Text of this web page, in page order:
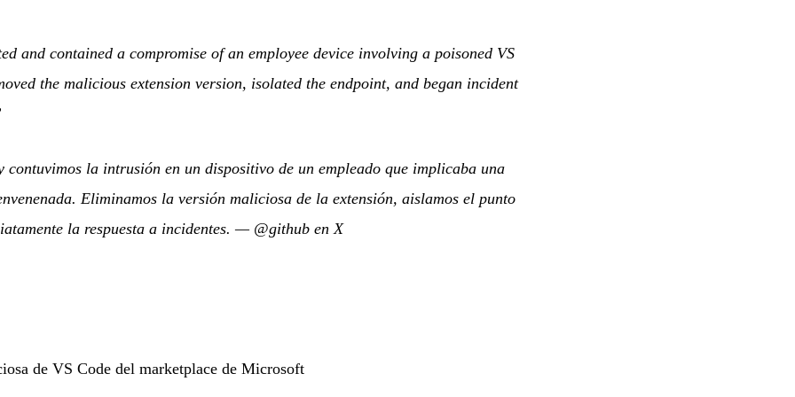
and contained a compromise of an employee device involving a poisoned VS
the malicious extension version, isolated the endpoint, and began incident
contuvimos la intrusión en un dispositivo de un empleado que implicaba una
Eliminamos la versión maliciosa de la extensión, aislamos el punto
la respuesta a incidentes. — @github en X
de VS Code del marketplace de Microsoft